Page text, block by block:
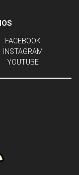
FACEBOOK
INSTAGRAM
YOUTUBE